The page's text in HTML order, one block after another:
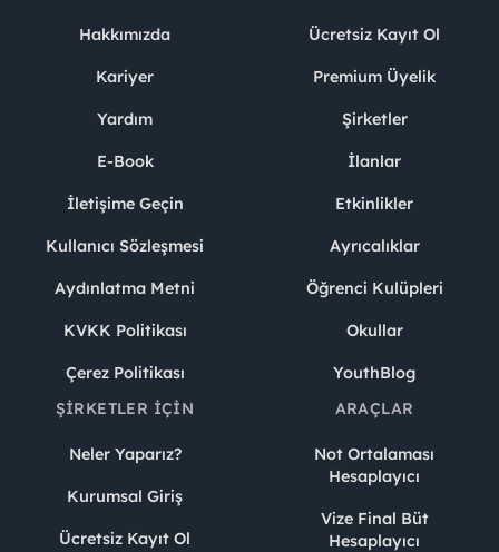
Hakkımızda
Kariyer
Yardım
E-Book
İletişime Geçin
Kullanıcı Sözleşmesi
Aydınlatma Metni
KVKK Politikası
Çerez Politikası
Ücretsiz Kayıt Ol
Premium Üyelik
Şirketler
İlanlar
Etkinlikler
Ayrıcalıklar
Öğrenci Kulüpleri
Okullar
YouthBlog
ŞIRKETLER İÇIN
Neler Yaparız?
Kurumsal Giriş
Ücretsiz Kayıt Ol
ARAÇLAR
Not Ortalaması
Hesaplayıcı
Vize Final Büt
Hesaplayıcı